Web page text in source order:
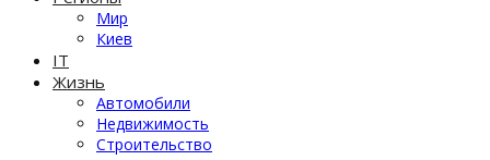
Мир
Киев
IT
Жизнь
Автомобили
Недвижимость
Строительство